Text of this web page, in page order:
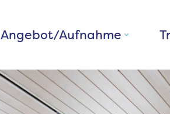
Angebot/Aufnahme